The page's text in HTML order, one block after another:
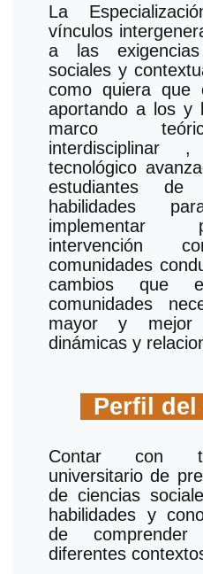
La
vínculos
a las
sociales y
como quiera que
aportando a los y
marco
interdisciplinar
tecnológico
estudiantes de
habilidades
implementar
intervención
comunidades
cambios que
comunidades
mayor y
dinámicas y
Perfil del
Contar con
universitario de
de ciencias
habilidades y
de
diferentes